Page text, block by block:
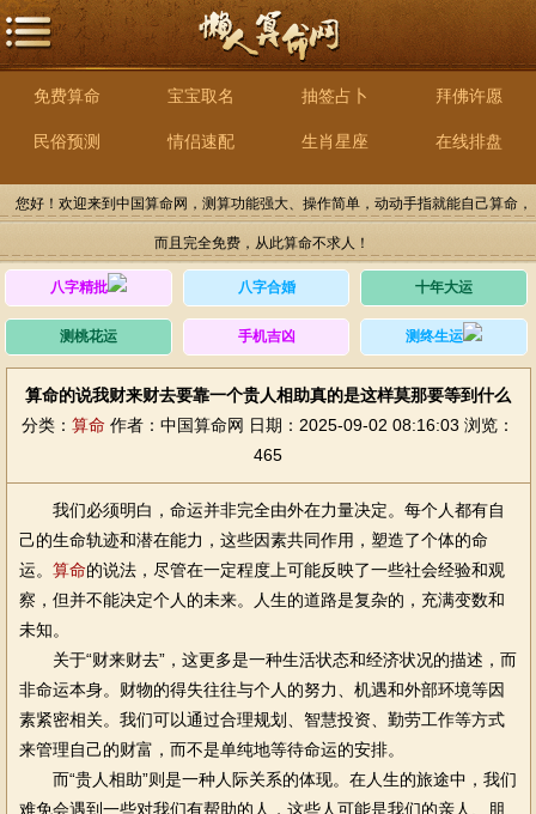
免费算命 宝宝取名 抽签占卜 拜佛许愿
民俗预测 情侣速配 生肖星座 在线排盘
您好！欢迎来到中国算命网，测算功能强大、操作简单，动动手指就能自己算命，
而且完全免费，从此算命不求人！
八字精批 八字合婚 十年大运
测桃花运 手机吉凶 测终生运
算命的说我财来财去要靠一个贵人相助真的是这样莫那要等到什么
分类： 算命 作者：中国算命网 日期：2025-09-02 08:16:03 浏览：
465
我们必须明白，命运并非完全由外在力量决定。每个人都有自
己的生命轨迹和潜在能力，这些因素共同作用，塑造了个体的命
运。 算命的说法，尽管在一定程度上可能反映了一些社会经验和观
察，但并不能决定个人的未来。人生的道路是复杂的，充满变数和
未知。
关于“财来财去”，这更多是一种生活状态和经济状况的描述，而
非命运本身。财物的得失往往与个人的努力、机遇和外部环境等因
素紧密相关。我们可以通过合理规划、智慧投资、勤劳工作等方式
来管理自己的财富，而不是单纯地等待命运的安排。
而“贵人相助”则是一种人际关系的体现。在人生的旅途中，我们
难免会遇到一些对我们有帮助的人，这些人可能是我们的亲人、朋